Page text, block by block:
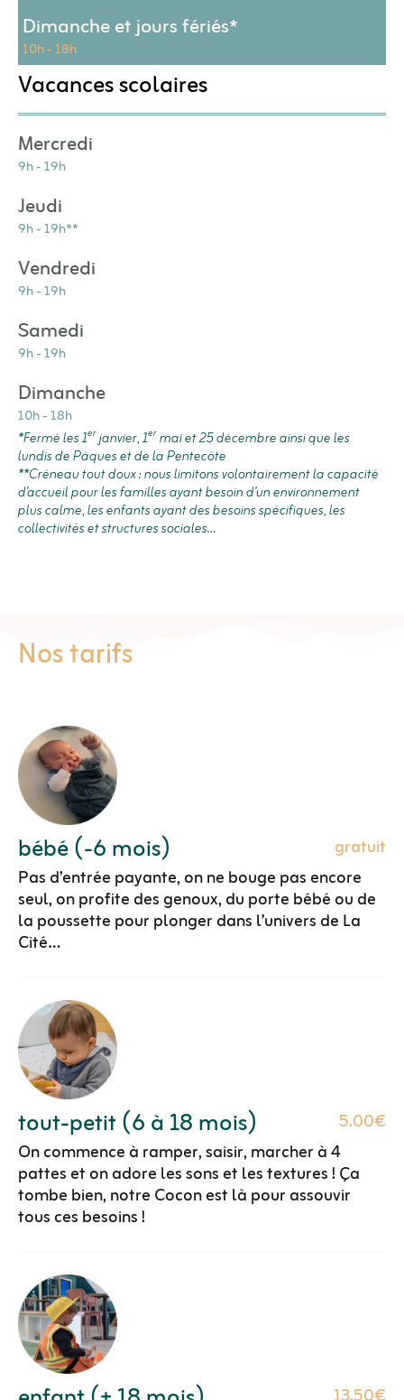
Dimanche et jours fériés*
10h - 18h
Vacances scolaires
Mercredi
9h - 19h
Jeudi
9h - 19h**
Vendredi
9h - 19h
Samedi
9h - 19h
Dimanche
10h - 18h
*Fermé les 1erjanvier, 1ermai et 25 décembre ainsi que les
lundis de Pâques et de la Pentecôte
**Créneau tout doux : nous limitons volontairement la capacité
d’accueil pour les familles ayant besoin d’un environnement
plus calme, les enfants ayant des besoins spécifiques, les
collectivités et structures sociales…
Nos tarifs
bébé (-6 mois)
gratuit
Pas d’entrée payante, on ne bouge pas encore
seul, on profite des genoux, du porte bébé ou de
la poussette pour plonger dans l’univers de La
Cité…
tout-petit (6 à 18 mois)
5.00€
On commence à ramper, saisir, marcher à 4
pattes et on adore les sons et les textures ! Ça
tombe bien, notre Cocon est là pour assouvir
tous ces besoins !